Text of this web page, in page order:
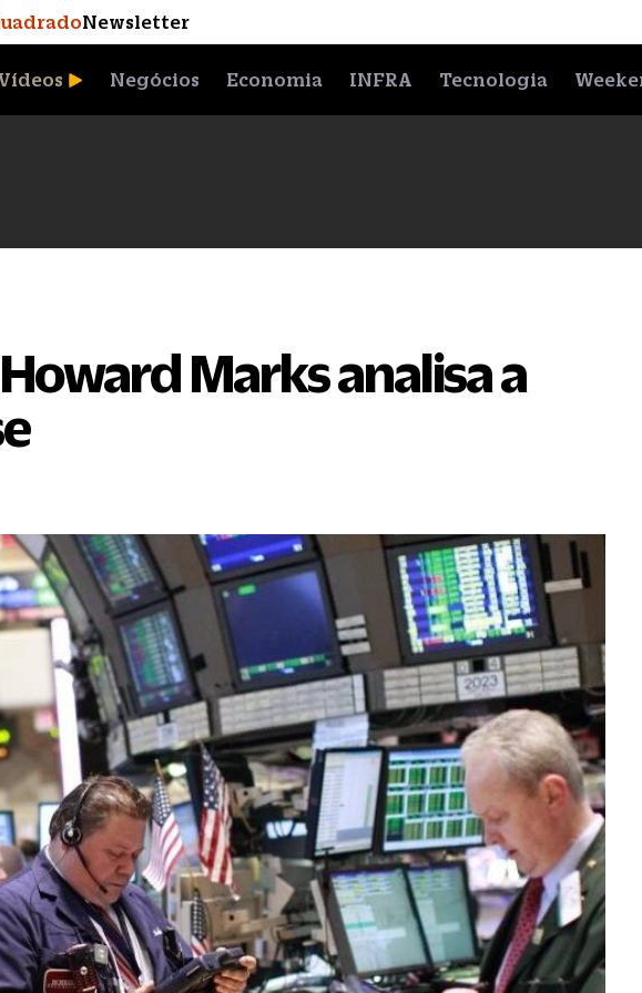
Newsletter
Negócios Economia INFRA Tecnologia
Marks analisa a